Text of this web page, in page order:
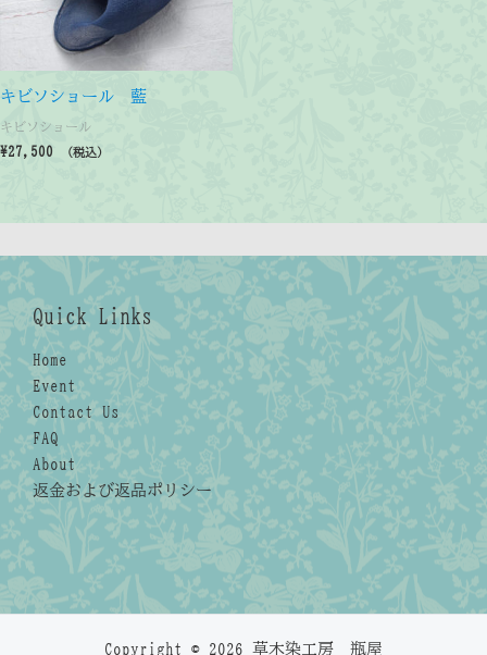
キビソショール 藍
キビソショール
¥27,500 （税込）
Quick Links
Home
Event
Contact Us
FAQ
About
返金および返品ポリシー
Copyright © 2026 草木染工房 瓶屋